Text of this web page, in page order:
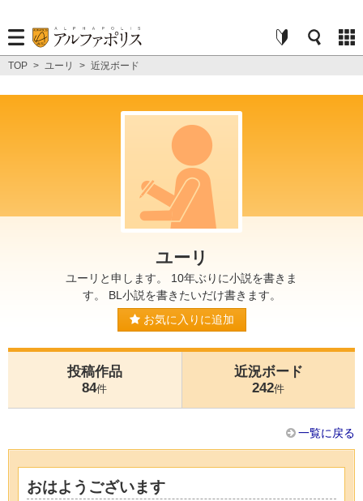
TOP > ユーリ > 近況ボード
ユーリ
ユーリと申します。 10年ぶりに小説を書きま
す。 BL小説を書きたいだけ書きます。
お気に入りに追加
投稿作品
84件
近況ボード
242件
一覧に戻る
おはようございます